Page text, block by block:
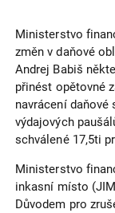
Ministerstvo
změn v daňové
Andrej Babiš
přinést opětovné
navrácení
výdajových
schválené 17,5ti
Ministerstvo
inkasní místo
Důvodem pro